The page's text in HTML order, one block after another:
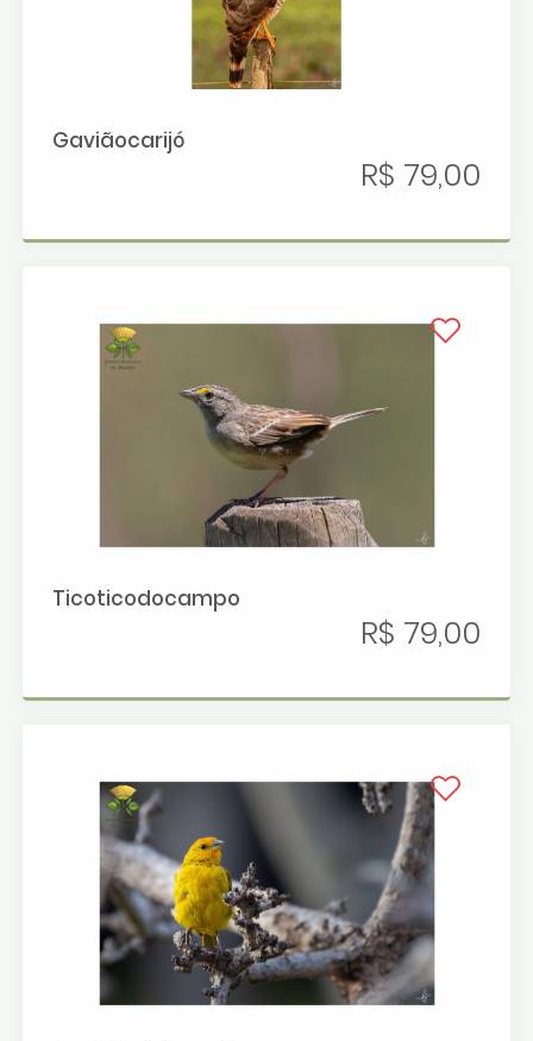
Gaviãocarijó
R$ 79,00
Ticoticodocampo
R$ 79,00